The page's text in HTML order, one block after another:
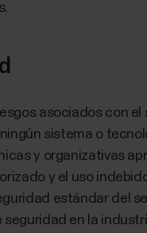
asociados con
sistema o
y organizativas
y el uso
estándar del
seguridad en la